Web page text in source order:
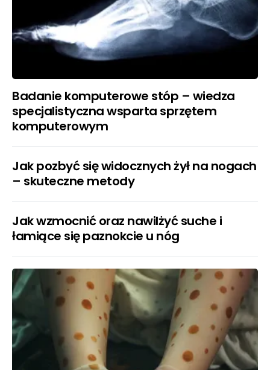
Badanie komputerowe stóp – wiedza
specjalistyczna wsparta sprzętem
komputerowym
Jak pozbyć się widocznych żył na nogach
– skuteczne metody
Jak wzmocnić oraz nawilżyć suche i
łamiące się paznokcie u nóg